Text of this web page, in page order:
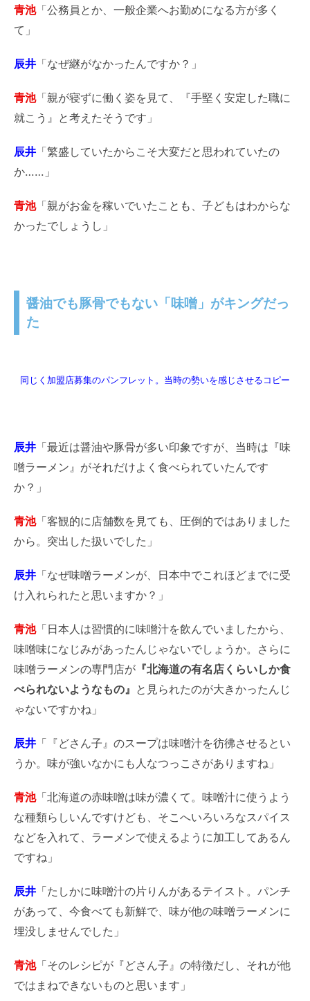
青池「公務員とか、一般企業へお勤めになる方が多く
て」
辰井 「なぜ継がなかったんですか？」
青池「親が寝ずに働く姿を見て、『手堅く安定した職に
就こう』と考えたそうです」
辰井 「繁盛していたからこそ大変だと思われていたの
か……」
青池「親がお金を稼いでいたことも、子どもはわからな
かったでしょうし」
醤油でも豚骨でもない「味噌」がキングだっ
た
同じく加盟店募集のパンフレット。当時の勢いを感じさせるコピー
辰井 「最近は醤油や豚骨が多い印象ですが、当時は『味
噌ラーメン』がそれだけよく食べられていたんです
か？」
青池「客観的に店舗数を見ても、圧倒的ではありました
から。突出した扱いでした」
辰井 「なぜ味噌ラーメンが、日本中でこれほどまでに受
け入れられたと思いますか？」
青池「日本人は習慣的に味噌汁を飲んでいましたから、
味噌味になじみがあったんじゃないでしょうか。さらに
味噌ラーメンの専門店が 『北海道の有名店くらいしか食
べられないようなもの』 と見られたのが大きかったんじ
ゃないですかね」
辰井 「『どさん子』のスープは味噌汁を彷彿させるとい
うか。味が強いなかにも人なつっこさがありますね」
青池「北海道の赤味噌は味が濃くて。味噌汁に使うよう
な種類らしいんですけども、そこへいろいろなスパイス
などを入れて、ラーメンで使えるように加工してあるん
ですね」
辰井 「たしかに味噌汁の片りんがあるテイスト。パンチ
があって、今食べても新鮮で、味が他の味噌ラーメンに
埋没しませんでした」
青池「そのレシピが『どさん子』の特徴だし、それが他
ではまねできないものと思います」